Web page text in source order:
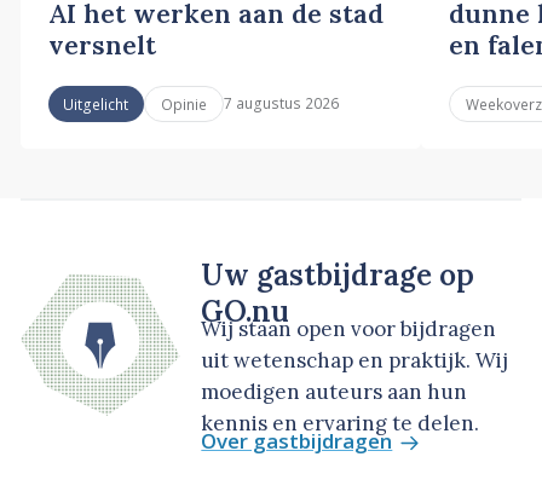
AI het werken aan de stad
versnelt
Uitgelicht Opinie 7 augustus 2026
dunne
en
Uw gastbijdrage op
GO.nu
Wij staan open voor bijdragen
uit wetenschap en praktijk. Wij
moedigen auteurs aan hun
kennis en ervaring te delen.
Over gastbijdragen